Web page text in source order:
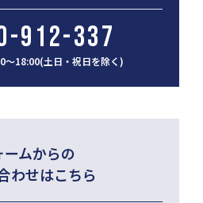
912-337
～18:00(土日・祝日を除く)
ームからの
わせはこちら